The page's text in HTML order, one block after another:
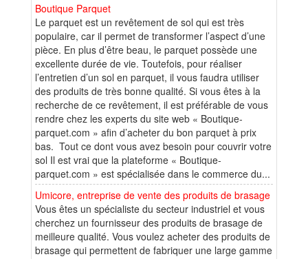
Boutique Parquet
Le parquet est un revêtement de sol qui est très
populaire, car il permet de transformer l’aspect d’une
pièce. En plus d’être beau, le parquet possède une
excellente durée de vie. Toutefois, pour réaliser
l’entretien d’un sol en parquet, il vous faudra utiliser
des produits de très bonne qualité. Si vous êtes à la
recherche de ce revêtement, il est préférable de vous
rendre chez les experts du site web « Boutique-
parquet.com » afin d’acheter du bon parquet à prix
bas. Tout ce dont vous avez besoin pour couvrir votre
sol Il est vrai que la plateforme « Boutique-
parquet.com » est spécialisée dans le commerce du...
Umicore, entreprise de vente des produits de brasage
Vous êtes un spécialiste du secteur industriel et vous
cherchez un fournisseur des produits de brasage de
meilleure qualité. Vous voulez acheter des produits de
brasage qui permettent de fabriquer une large gamme